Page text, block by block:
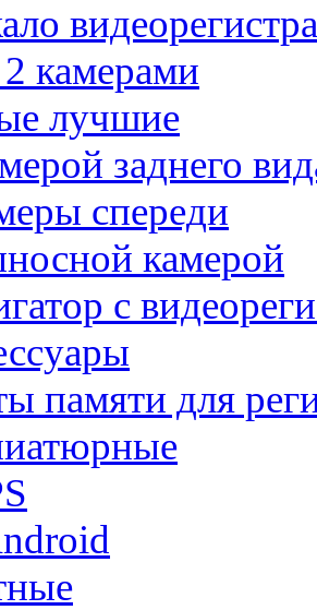
камерами
лучшие
заднего
спереди
камерой
с
памяти для